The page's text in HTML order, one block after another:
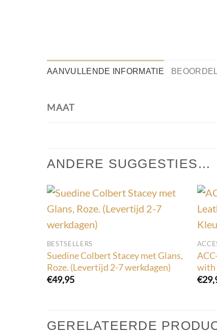
AANVULLENDE INFORMATIE
MAAT
ANDERE SUGGESTIES…
BESTSELLERS
Suedine Colbert Stacey met Glans,
Roze. (Levertijd 2-7 werkdagen)
€49,95
with
€
GERELATEERDE